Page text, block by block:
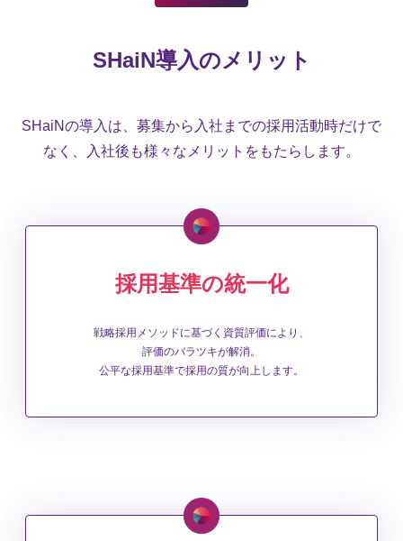
SHaiN導入のメリット
SHaiNの導入は、募集から入社までの採用活動時だけで
なく、入社後も様々なメリットをもたらします。
採用基準の統一化
戦略採用メソッドに基づく資質評価により、
評価のバラツキが解消。
公平な採用基準で採用の質が向上します。